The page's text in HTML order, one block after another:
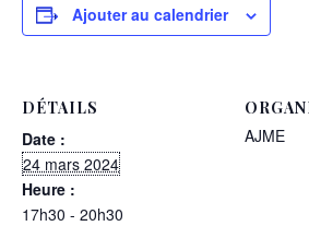
Ajouter au calendrier
DÉTAILS
Date :
24 mars 2024
Heure :
17h30 - 20h30
AJME